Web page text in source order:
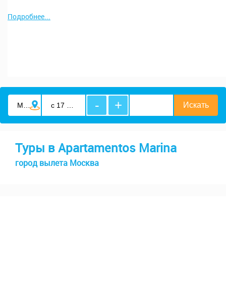
Подробнее...
- +
Туры в Apartamentos Marina
город вылета Москва